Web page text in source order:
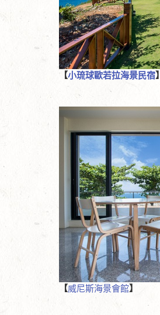
【小琉球歐若拉海景民宿】
【威尼斯海景會館】